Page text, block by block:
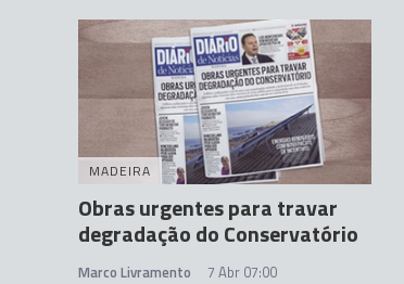
MADEIRA
Obras urgentes para travar
degradação do Conservatório
Marco Livramento 7 Abr 07:00